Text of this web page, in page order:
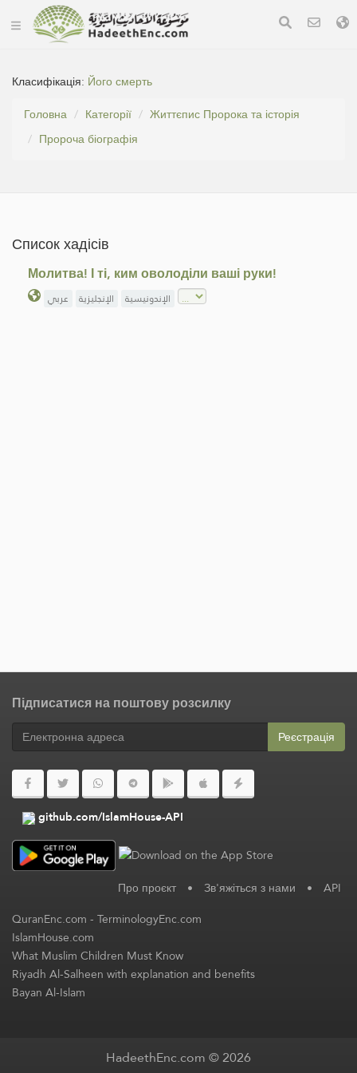
Класифікація: Його смерть
Головна
Категорії
Життєпис Пророка та історія
Пророча біографія
Список хадісів
Молитва! І ті, ким оволоділи ваші руки!
عربي الإنجليزية الإندونيسية
Підписатися на поштову розсилку
Реєстрація
github.com/IslamHouse-API
Про проєкт • Зв'яжіться з нами • API
QuranEnc.com-TerminologyEnc.com
IslamHouse.com
What Muslim Children Must Know
Riyadh Al-Salheen with explanation and benefits
Bayan Al-Islam
HadeethEnc.com © 2026